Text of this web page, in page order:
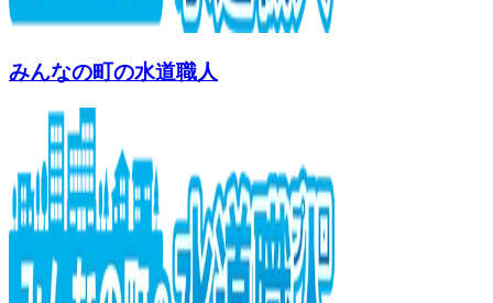
みんなの町の水道職人